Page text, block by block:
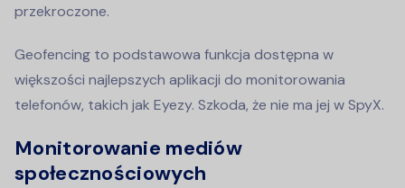
przekroczone.
Geofencing to podstawowa funkcja dostępna w
większości najlepszych aplikacji do monitorowania
telefonów, takich jak Eyezy. Szkoda, że nie ma jej w SpyX.
Monitorowanie mediów
społecznościowych